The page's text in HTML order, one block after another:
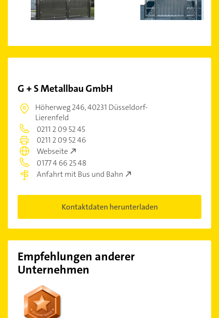
G + S Metallbau GmbH
Höherweg 246,40231 Düsseldorf-
Lierenfeld
0211 2 09 52 45
0211 2 09 52 46
Webseite
0177 4 66 25 48
Anfahrt mit Bus und Bahn
Kontaktdaten herunterladen
Empfehlungen anderer
Unternehmen